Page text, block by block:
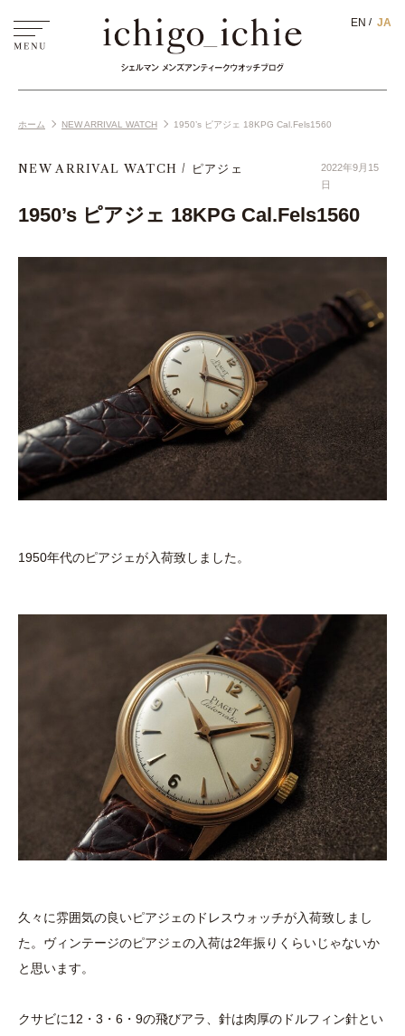
ホーム NEW ARRIVAL WATCH 1950’s ピアジェ 18KPG Cal.Fels1560
NEW ARRIVAL WATCH ピアジェ
2022年9月15
日
1950’s ピアジェ 18KPG Cal.Fels1560
1950年代のピアジェが入荷致しました。
久々に雰囲気の良いピアジェのドレスウォッチが入荷致しまし
た。ヴィンテージのピアジェの入荷は2年振りくらいじゃないか
と思います。
クサビに12・3・6・9の飛びアラ、針は肉厚のドルフィン針とい
EN JA